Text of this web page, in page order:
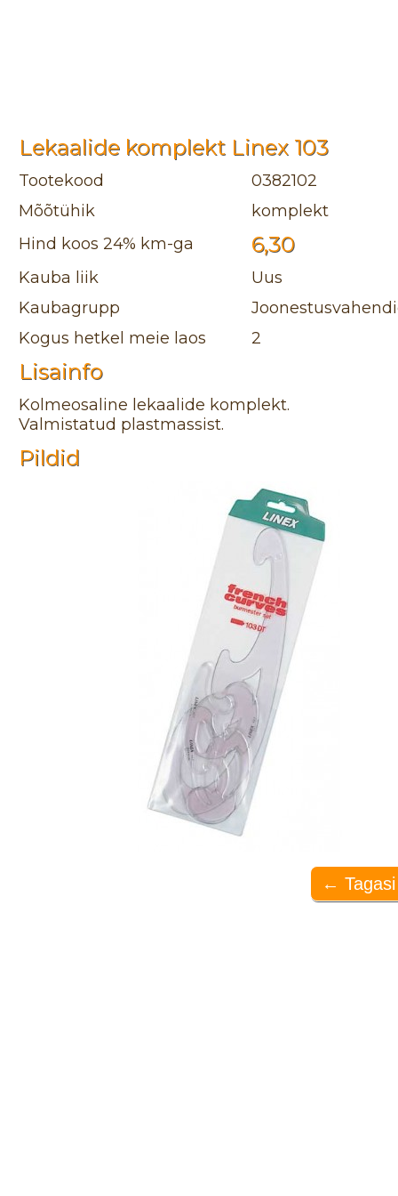
Lekaalide komplekt Linex 103
Tootekood
0382102
Mõõtühik
komplekt
Hind koos 24% km-ga
6,30
Kauba liik
Uus
Kaubagrupp
Kogus hetkel meie laos
2
Lisainfo
Kolmeosaline lekaalide komplekt.
Valmistatud plastmassist.
Pildid